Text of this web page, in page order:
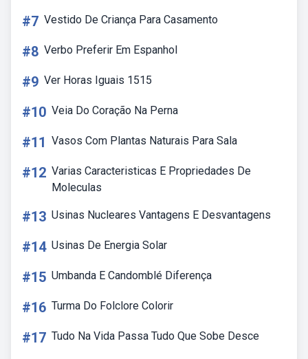
#7 Vestido De Criança Para Casamento
#8 Verbo Preferir Em Espanhol
#9 Ver Horas Iguais 1515
#10 Veia Do Coração Na Perna
#11 Vasos Com Plantas Naturais Para Sala
#12 Varias Caracteristicas E Propriedades De
Moleculas
#13 Usinas Nucleares Vantagens E Desvantagens
#14 Usinas De Energia Solar
#15 Umbanda E Candomblé Diferença
#16 Turma Do Folclore Colorir
#17 Tudo Na Vida Passa Tudo Que Sobe Desce